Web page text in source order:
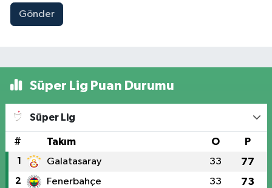
Gönder
Süper Lig Puan Durumu
Süper Lig
# Takım O P
1 Galatasaray 33 77
2 Fenerbahçe 33 73